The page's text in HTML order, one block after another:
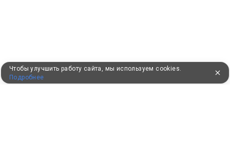
Чтобы улучшить работу сайта, мы используем cookies.
Подробнее